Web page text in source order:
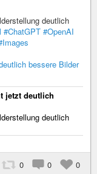
deutlich
#ChatGPT #OpenAI
bessere Bilder
jetzt deutlich
deutlich
0 0 0